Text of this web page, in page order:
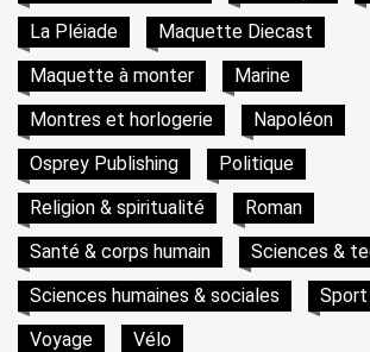
La Pléiade
Maquette Diecast
Maquette à monter
Marine
Montres et horlogerie
Napoléon
Osprey Publishing
Politique
Religion & spiritualité
Roman
Santé & corps humain
Sciences &
Sciences humaines & sociales
Sport
Voyage
Vélo